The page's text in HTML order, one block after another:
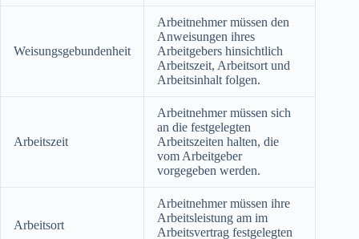
Weisungsgebundenheit
Arbeitnehmer müssen den
Anweisungen ihres
Arbeitgebers hinsichtlich
Arbeitszeit, Arbeitsort und
Arbeitsinhalt folgen.
Arbeitszeit
Arbeitnehmer müssen sich
an die festgelegten
Arbeitszeiten halten, die
vom Arbeitgeber
vorgegeben werden.
Arbeitsort
Arbeitnehmer müssen ihre
Arbeitsleistung am im
Arbeitsvertrag festgelegten